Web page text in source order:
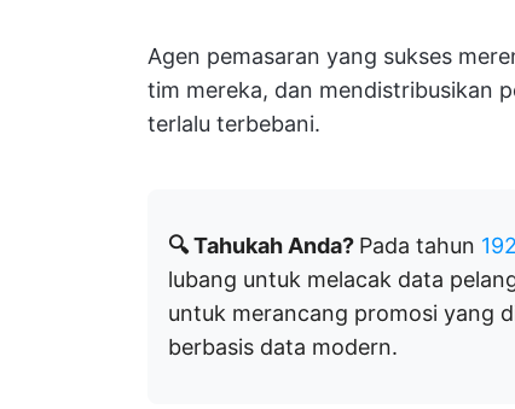
Agen pemasaran yang sukses
tim mereka, dan mendistribusikan
terlalu terbebani.
🔍 Tahukah Anda? Pada tahun
lubang untuk melacak data
untuk merancang promosi yang
berbasis data modern.